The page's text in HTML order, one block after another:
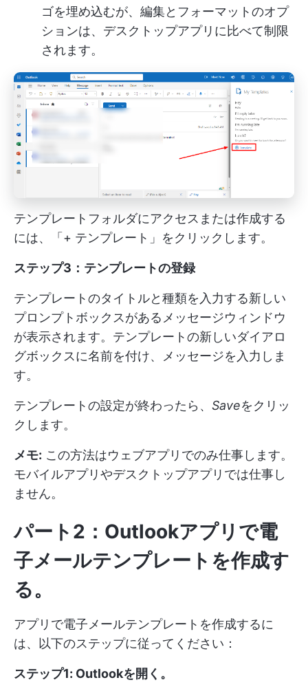
ゴを埋め込むが、編集とフォーマットのオプ
ションは、デスクトップアプリに比べて制限
されます。
テンプレートフォルダにアクセスまたは作成する
には、「+ テンプレート」をクリックします。
ステップ3：テンプレートの登録
テンプレートのタイトルと種類を入力する新しい
プロンプトボックスがあるメッセージウィンドウ
が表示されます。テンプレートの新しいダイアロ
グボックスに名前を付け、メッセージを入力しま
す。
テンプレートの設定が終わったら、 Saveをクリッ
クします。
メモ: この方法はウェブアプリでのみ仕事します。
モバイルアプリやデスクトップアプリでは仕事し
ません。
パート2：Outlookアプリで電
子メールテンプレートを作成す
る。
アプリで電子メールテンプレートを作成するに
は、以下のステップに従ってください：
ステップ1: Outlookを開く 。